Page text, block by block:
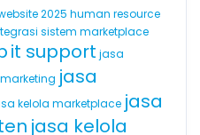
2025 human resource
sistem marketplace
it support jasa
jasa
kelola marketplace jasa
jasa kelola